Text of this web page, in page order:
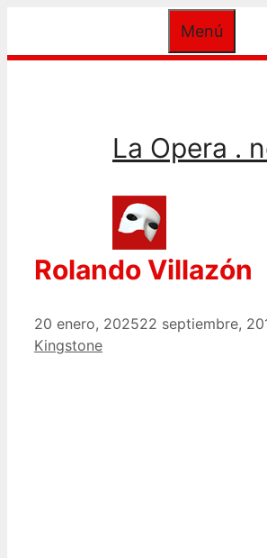
contenido
Menú
La Opera .
Rolando Villazón
20 enero, 202522 septiembre,
Kingstone